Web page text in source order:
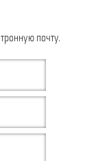
почту.